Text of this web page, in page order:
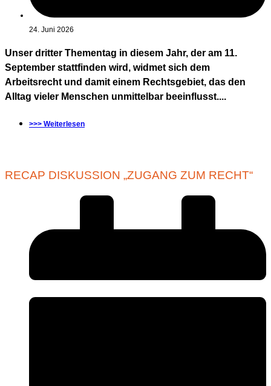
24. Juni 2026
Unser dritter Thementag in diesem Jahr, der am 11.
September stattfinden wird, widmet sich dem
Arbeitsrecht und damit einem Rechtsgebiet, das den
Alltag vieler Menschen unmittelbar beeinflusst....
>>> Weiterlesen
RECAP DISKUSSION „ZUGANG ZUM RECHT“